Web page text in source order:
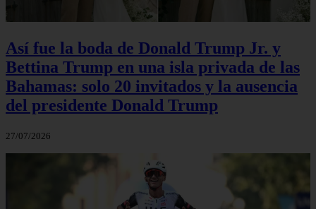
Así fue la boda de Donald Trump Jr. y
Bettina Trump en una isla privada de las
Bahamas: solo 20 invitados y la ausencia
del presidente Donald Trump
27/07/2026